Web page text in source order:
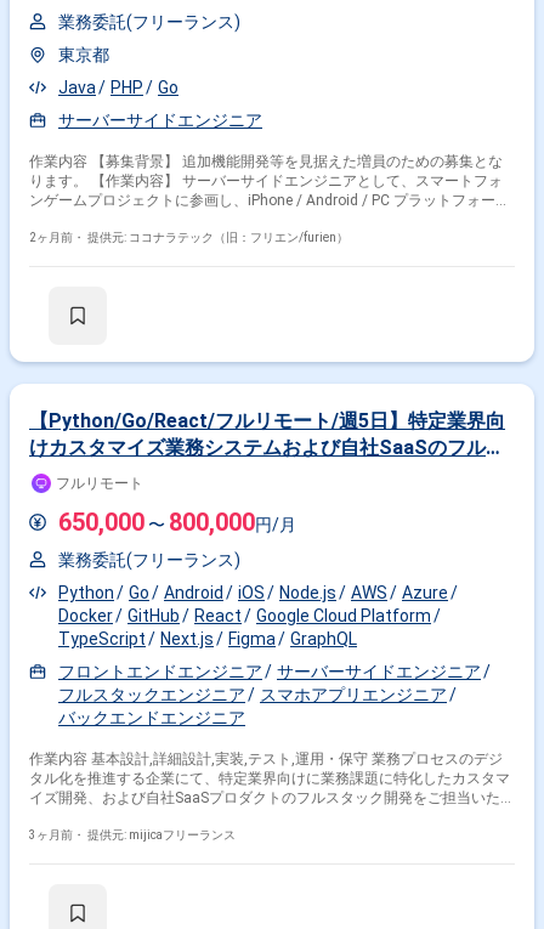
業務委託(フリーランス)
東京都
Java
PHP
Go
サーバーサイドエンジニア
作業内容 【募集背景】 追加機能開発等を見据えた増員のための募集とな
ります。 【作業内容】 サーバーサイドエンジニアとして、スマートフォ
ンゲームプロジェクトに参画し、iPhone / Android / PC プラットフォーム
ます。新規タイトルのバックエンド領域において、機能追加や改善対応、
ービスを育てていく意識をお持ちの方が望ましいです。 【ポジションの魅
環境】 インフラとして AWS / GCP などのパブリッククラウドを利用し、
開発言語は Go を採用しています。Claude Code、Codex、GitHub
Copilot、Cursor などのAI系ツールも活用しながら開発を進めていきま
す。
2ヶ月前・ 提供元: ココナラテック（旧：フリエン/furien）
【Python/Go/React/フルリモート/週5日】特定業界向
けカスタマイズ業務システムおよび自社SaaSのフルス
タック開発支援
フルリモート
650,000 〜 800,000円/月
業務委託(フリーランス)
Python
Go Android iOS Node.js AWS
Azure
Docker
GitHub React
Google Cloud Platform
TypeScript
Next.js Figma
GraphQL
フロントエンドエンジニア
サーバーサイドエンジニア
フルスタックエンジニア
スマホアプリエンジニア
バックエンドエンジニア
作業内容 基本設計,詳細設計,実装,テスト,運用・保守 業務プロセスのデジ
タル化を推進する企業にて、特定業界向けに業務課題に特化したカスタマ
イズ開発、および自社SaaSプロダクトのフルスタック開発をご担当いただ
実装から、マルチクラウド環境（AWS/GCP等）を用いたインフラ設計・
業をオフショア開発メンバーへ委譲・主導する進行管理業務や、受託案件
3ヶ月前・ 提供元: mijicaフリーランス